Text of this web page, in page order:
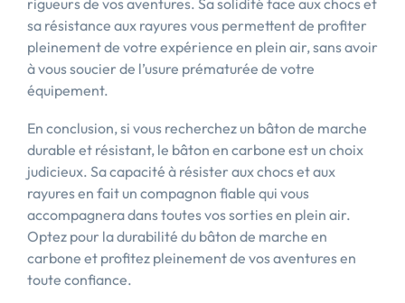
rigueurs de vos aventures. Sa solidité face aux chocs et
sa résistance aux rayures vous permettent de profiter
pleinement de votre expérience en plein air, sans avoir
à vous soucier de l’usure prématurée de votre
équipement.
En conclusion, si vous recherchez un bâton de marche
durable et résistant, le bâton en carbone est un choix
judicieux. Sa capacité à résister aux chocs et aux
rayures en fait un compagnon fiable qui vous
accompagnera dans toutes vos sorties en plein air.
Optez pour la durabilité du bâton de marche en
carbone et profitez pleinement de vos aventures en
toute confiance.